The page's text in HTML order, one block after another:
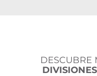
DESCUBRE